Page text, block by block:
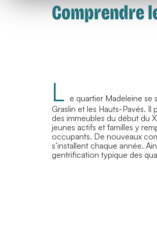
Comprendre
L e quartier Madeleine se
Graslin et les Hauts-Pavés.
des immeubles du début du
jeunes actifs et familles y
occupants. De nouveaux
s’installent chaque année.
gentrification typique des